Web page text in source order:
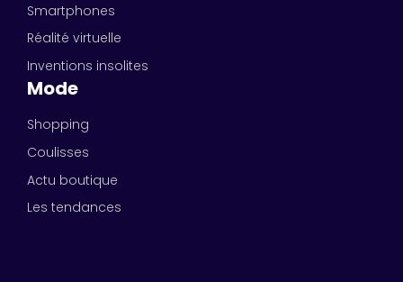
Smartphones
Réalité virtuelle
Inventions insolites
Mode
Shopping
Coulisses
Actu boutique
Les tendances